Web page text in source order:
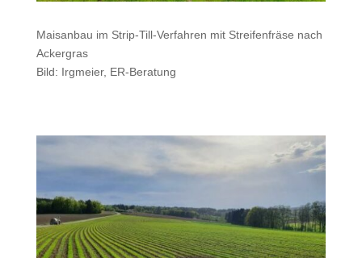
Maisanbau im Strip-Till-Verfahren mit Streifenfräse nach
Ackergras
Bild: Irgmeier, ER-Beratung